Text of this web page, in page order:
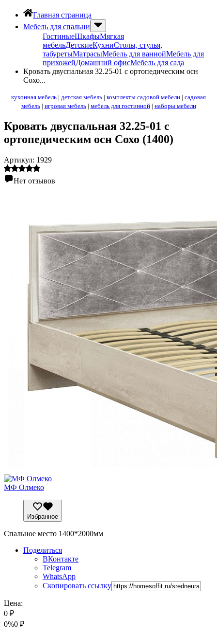
Главная страница
Мебель для спальни
ГостиныеШкафыМягкая
мебельДетскиеКухниСтолы, стулья,
табуретыМатрасыМебель для ваннойМебель для
прихожейДомашний офисМебель для сада
Кровать двуспальная 32.25-01 с ортопедическим осн
Сохо...
кухонная мебель | детская мебель | комплекты садовой мебели | садовая
мебель| игровая мебель| мебель для гостинной| наборы мебели
Кровать двуспальная 32.25-01 с
ортопедическим осн Сохо (1400)
Артикул: 1929
Нет отзывов
МФ Олмеко
Избранное
Спальное место 1400*2000мм
Поделиться
ВКонтакте
Telegram
WhatsApp
Скопировать ссылку
Цена:
0 ₽
0%0 ₽